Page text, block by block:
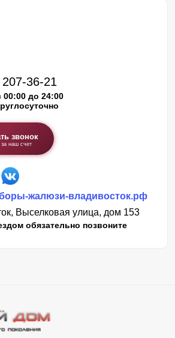
36-21
00:00 до 24:00
звонок
наш счет
жалюзи-владивосток.рф
Выселковая улица, дом 153
обязательно позвоните